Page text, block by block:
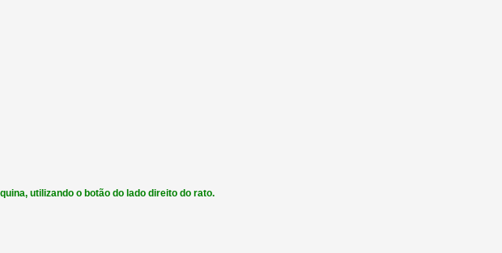
utilizando o botão do lado direito do rato.